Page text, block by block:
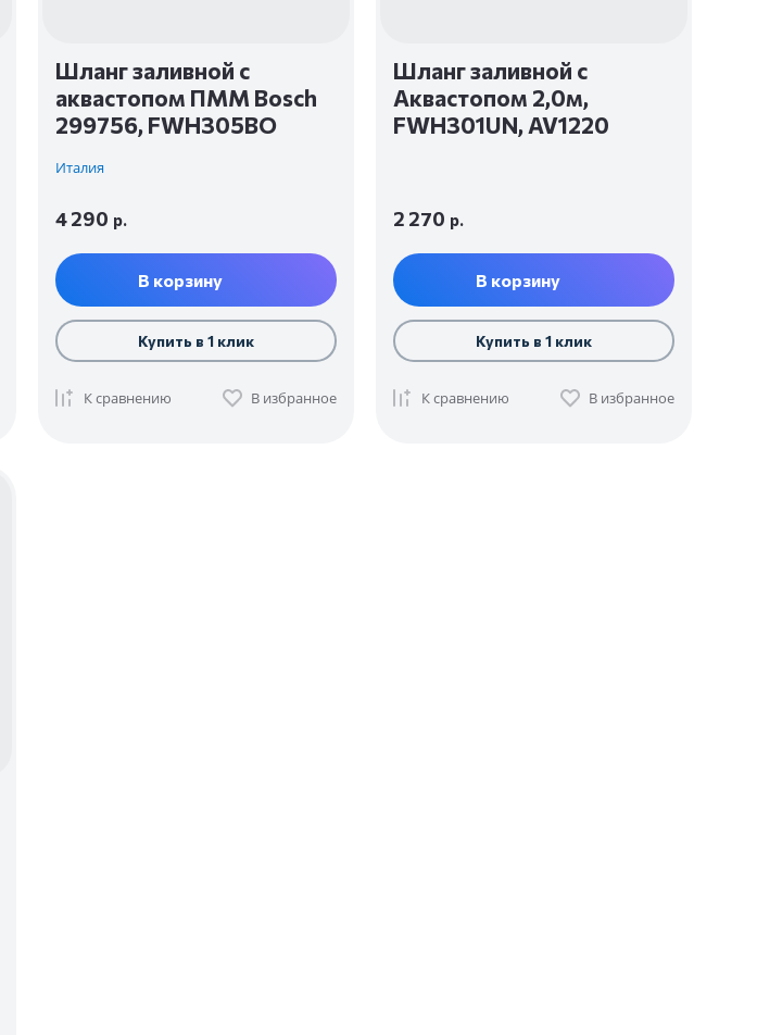
Шланг заливной с
аквастопом ПММ Bosch
299756, FWH305BO
Италия
4 290 р.
В корзину
Купить в 1 клик
К сравнению В избранное
Шланг заливной с
Аквастопом 2,0м,
FWH301UN, AV1220
2 270 р.
В корзину
Купить в 1 клик
К сравнению В избранное